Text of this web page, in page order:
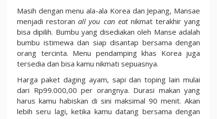
Masih dengan menu ala-ala Korea dan Jepang, Mansae
menjadi restoranall you can eat nikmat terakhir yang
bisa dipilih. Bumbu yang disediakan oleh Manse adalah
bumbu istimewa dan siap disantap bersama dengan
orang tercinta. Menu pendamping khas Korea juga
tersedia dan bisa kamu nikmati sepuasnya.
Harga paket daging ayam, sapi dan toping lain mulai
dari Rp99.000,00 per orangnya. Durasi makan yang
harus kamu habiskan di sini maksimal 90 menit. Akan
lebih seru lagi, ketika kamu datang bersama dengan